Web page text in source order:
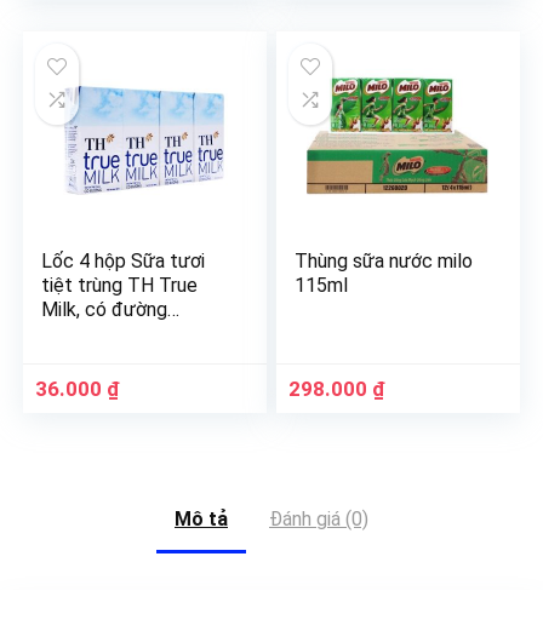
Lốc 4 hộp Sữa tươi
tiệt trùng TH True
Milk, có đường
36.000 ₫
Thùng sữa nước milo
115ml
298.000 ₫
Mô tả Đánh giá (0)